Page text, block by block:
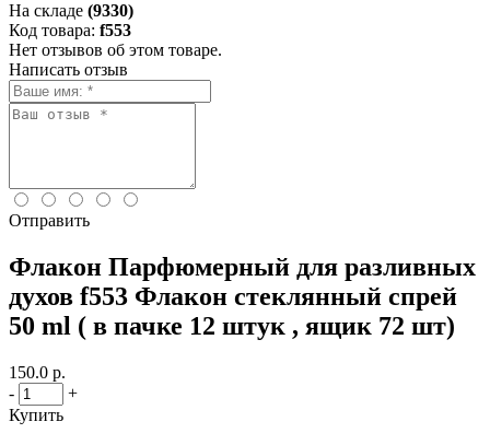
На складе (9330)
Код товара: f553
Нет отзывов об этом товаре.
Написать отзыв
Отправить
Флакон Парфюмерный для разливных
духов f553 Флакон стеклянный спрей
50 ml ( в пачке 12 штук , ящик 72 шт)
150.0 р.
-
+
Купить